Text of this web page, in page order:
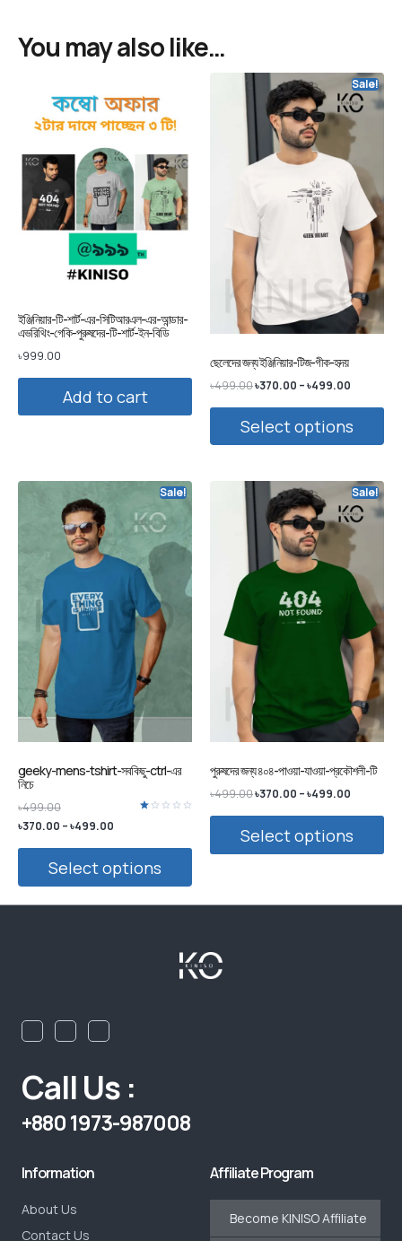
You may also like…
ইঞ্জিনিয়ার-টি-শার্ট-এর-সিটিআরএল-এর-আন্ডার-
এভরিথিং-গেকি-পুরুষদের-টি-শার্ট-ইন-বিডি
৳999.00
Add to cart
Sale!
ছেলেদের জন্য ইঞ্জিনিয়ার-টিজ-গীক-হৃদয়
৳499.00৳370.00 –৳499.00
Select options
Sale!
geeky-mens-tshirt-সবকিছু-ctrl-এর
নিচে
of
৳499.00
৳370.00 –৳499.00
Select options
Sale!
পুরুষদের জন্য ৪০৪-পাওয়া-যাওয়া-প্রকৌশলী-টি
৳499.00৳370.00 –৳499.00
Select options
Call Us :
+880 1973-987008
Information
About Us
Contact Us
Affiliate Program
Become KINISO Affiliate